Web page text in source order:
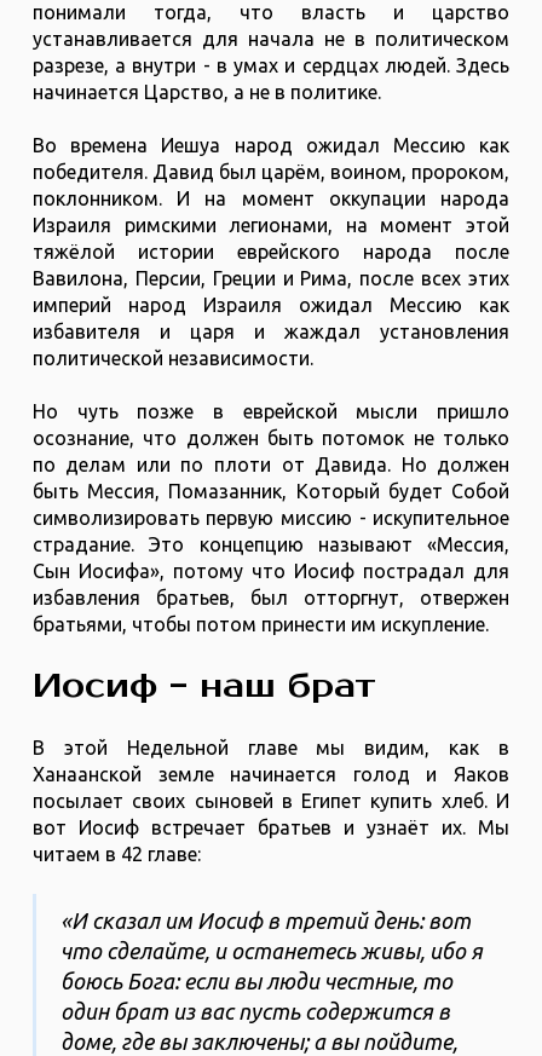
понимали тогда, что власть и царство
устанавливается для начала не в политическом
разрезе, а внутри - в умах и сердцах людей. Здесь
начинается Царство, а не в политике.
Во времена Иешуа народ ожидал Мессию как
победителя. Давид был царём, воином, пророком,
поклонником. И на момент оккупации народа
Израиля римскими легионами, на момент этой
тяжёлой истории еврейского народа после
Вавилона, Персии, Греции и Рима, после всех этих
империй народ Израиля ожидал Мессию как
избавителя и царя и жаждал установления
политической независимости.
Но чуть позже в еврейской мысли пришло
осознание, что должен быть потомок не только
по делам или по плоти от Давида. Но должен
быть Мессия, Помазанник, Который будет Собой
символизировать первую миссию - искупительное
страдание. Это концепцию называют «Мессия,
Сын Иосифа», потому что Иосиф пострадал для
избавления братьев, был отторгнут, отвержен
братьями, чтобы потом принести им искупление.
Иосиф - наш брат
В этой Недельной главе мы видим, как в
Ханаанской земле начинается голод и Яаков
посылает своих сыновей в Египет купить хлеб. И
вот Иосиф встречает братьев и узнаёт их. Мы
читаем в 42 главе:
«И сказал им Иосиф в третий день: вот
что сделайте, и останетесь живы, ибо я
боюсь Бога: если вы люди честные, то
один брат из вас пусть содержится в
доме, где вы заключены; а вы пойдите,